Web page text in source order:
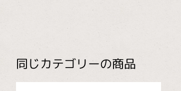
同じカテゴリーの商品